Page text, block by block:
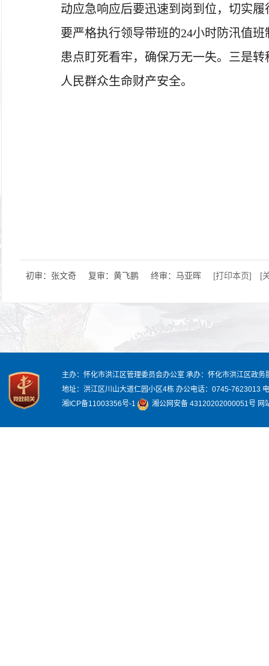
动应急响应后要迅速到岗到位，切实
要严格执行领导带班的24小时防汛值
患点盯死看牢，确保万无一失。三是
人民群众生命财产安全。
初审：张文奇 复审：黄飞鹏 终审：马亚晖 [打印本页] [
主办：怀化市洪江区管理委员会办公室 承办：怀化市洪江区政务
地址：洪江区川山大道仁园小区4栋 办公电话：0745-7623013
湘ICP备11003356号-1
湘公网安备 43120202000051号 网